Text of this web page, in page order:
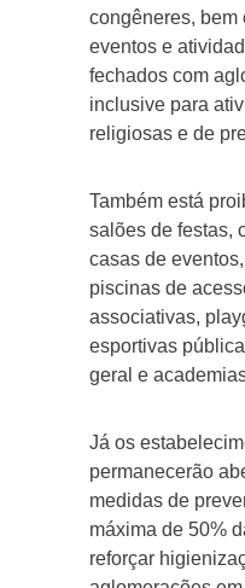
congêneres, bem
eventos e
fechados com
inclusive para
religiosas e de
Também está
salões de festas,
casas de
piscinas de
associativas,
esportivas
geral e
Já os
permanecerão
medidas de
máxima de 50%
reforçar